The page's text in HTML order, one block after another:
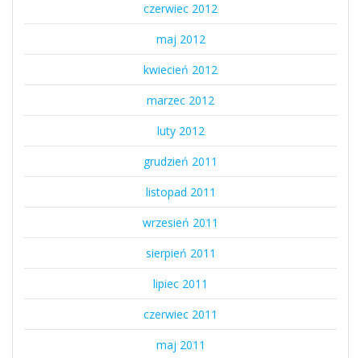
czerwiec 2012
maj 2012
kwiecień 2012
marzec 2012
luty 2012
grudzień 2011
listopad 2011
wrzesień 2011
sierpień 2011
lipiec 2011
czerwiec 2011
maj 2011